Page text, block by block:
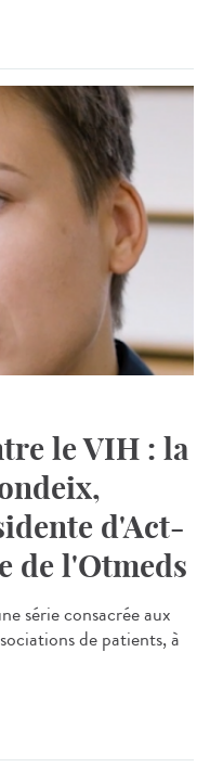
le VIH : la
d'Act-
de l'Otmeds
série consacrée aux
de patients, à